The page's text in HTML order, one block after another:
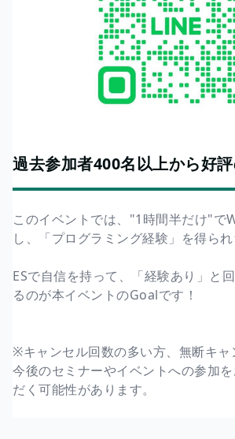
過去参加者400名以上から好評
このイベントでは、"1時間半だけ"で
し、「プログラミング経験」を得ら
ESで自信を持って、「経験あり」と
るのが本イベントのGoalです！
※キャンセル回数の多い方、無断キャ
今後のセミナーやイベントへの参加
だく可能性があります。